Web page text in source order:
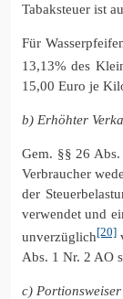
Tabaksteuer ist
Für
13,13% des
15,00 Euro je
b) Erhöhter
Gem. §§ 26
Verbraucher
der
verwendet und
unverzüglich[20]
Abs. 1 Nr. 2 AO
c)